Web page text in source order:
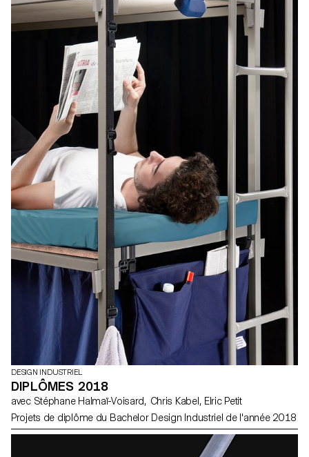
DESIGN INDUSTRIEL
DIPLÔMES 2018
avec Stéphane Halmaï-Voisard, Chris Kabel, Elric Petit
Projets de diplôme du Bachelor Design Industriel de l'année 2018